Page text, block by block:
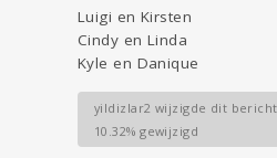
Luigi en Kirsten
Cindy en Linda
Kyle en Danique
yildizlar2 wijzigde dit bericht
10.32% gewijzigd